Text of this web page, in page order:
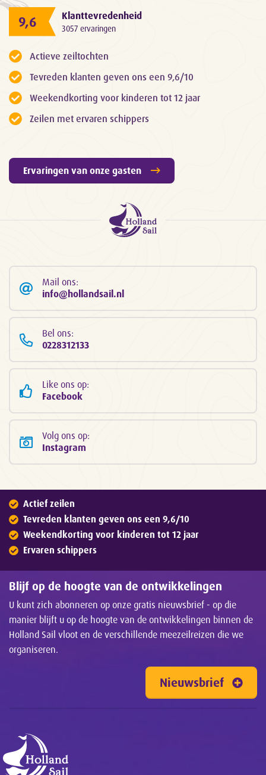
9,6 Klanttevredenheid
3057 ervaringen
Actieve zeiltochten
Tevreden klanten geven ons een 9,6/10
Weekendkorting voor kinderen tot 12 jaar
Zeilen met ervaren schippers
Ervaringen van onze gasten
Mail ons:
info@hollandsail.nl
Bel ons:
0228312133
Like ons op:
Facebook
Volg ons op:
Instagram
Actief zeilen
Tevreden klanten geven ons een 9,6/10
Weekendkorting voor kinderen tot 12 jaar
Ervaren schippers
Blijf op de hoogte van de ontwikkelingen
U kunt zich abonneren op onze gratis nieuwsbrief - op die
manier blijft u op de hoogte van de ontwikkelingen binnen de
Holland Sail vloot en de verschillende meezeilreizen die we
organiseren.
Nieuwsbrief